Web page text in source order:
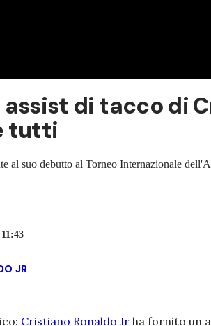
di tacco di
tutti
al suo debutto al Torneo Internazionale
JR
Cristiano Ronaldo Jr ha fornito un